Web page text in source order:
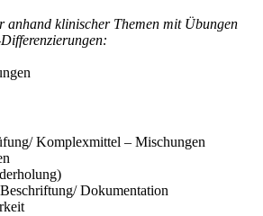
anhand klinischer Themen mit Übungen
Komplexmittel – Mischungen
Dokumentation